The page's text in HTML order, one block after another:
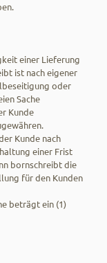
einer Lieferung
ist nach eigener
oder
Sache
Kunde
Kunde nach
einer Frist
bornschreibt die
für den Kunden
beträgt ein (1)